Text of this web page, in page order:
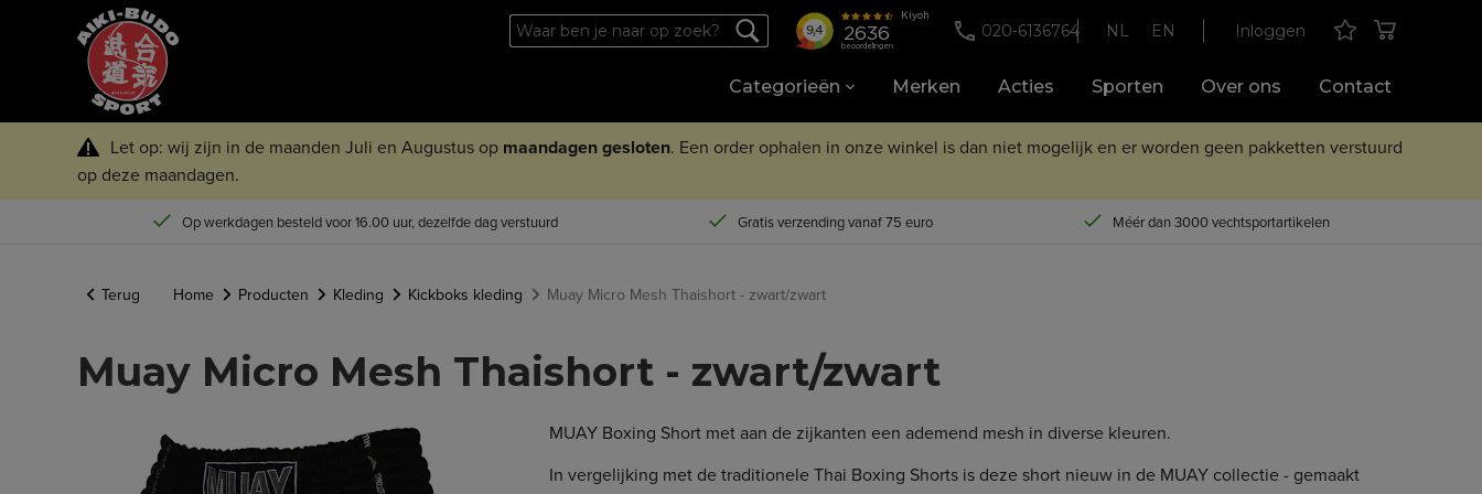
Categorieën Merken Acties Sporten Over ons Contact
020-6136764 NL EN Inloggen
Let op: wij zijn in de maanden Juli en Augustus op maandagengesloten. Een order ophalen in onze winkel is dan niet mogelijk en er worden geen pakketten verstuurd
op deze maandagen.
Op werkdagen besteld voor 16.00 uur, dezelfde dag verstuurd Gratis verzending vanaf 75 euro Méér dan 3000 vechtsportartikelen
Terug Home Producten Kleding Kickboks kleding Muay Micro Mesh Thaishort - zwart/zwart
Muay Micro Mesh Thaishort - zwart/zwart
MUAY Boxing Short met aan de zijkanten een ademend mesh in diverse kleuren.
In vergelijking met de traditionele Thai Boxing Shorts is deze short nieuw in de MUAY collectie - gemaakt